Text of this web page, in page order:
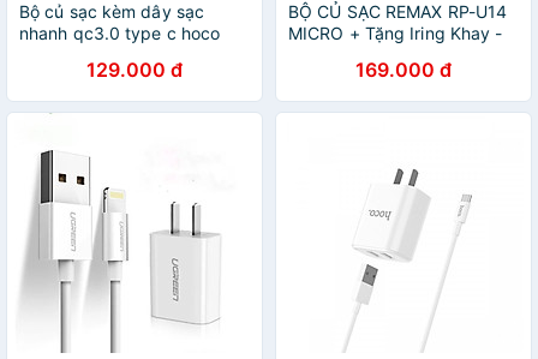
Bộ củ sạc kèm dây sạc
nhanh qc3.0 type c hoco
quick chagre 3.0 - hàng
chính hãng
129.000 đ
BỘ CỦ SẠC REMAX RP-U14
MICRO + Tặng Iring Khay -
169.000 đ